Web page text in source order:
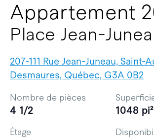
Appartement
Place Jean-
207-111 Rue Jean-Juneau, Saint-
Desmaures, Québec, G3A 0B2
Nombre de pièces
4 1/2 1048 pi²
Étage